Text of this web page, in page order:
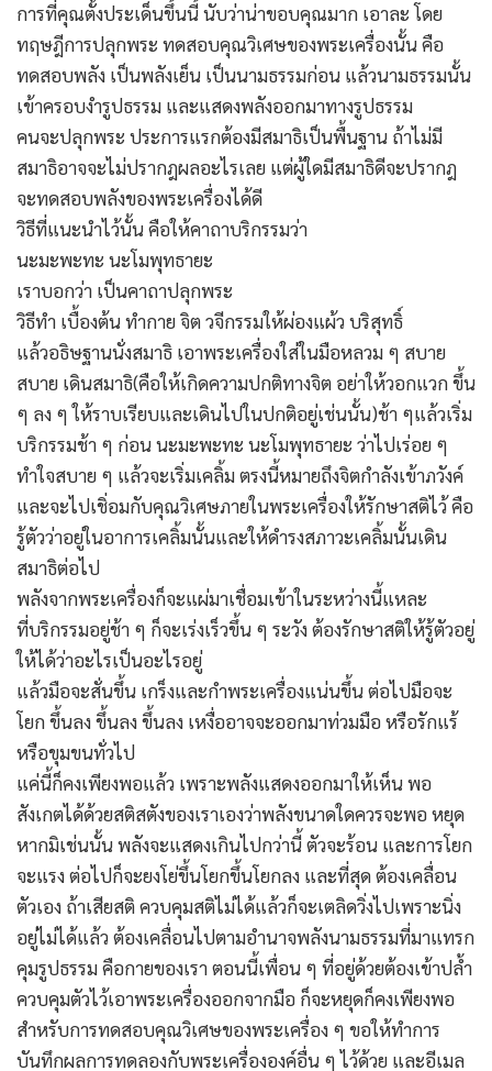
การที่คุณตั้งประเด็นขึ้นนี้ นับว่าน่าขอบคุณมาก เอาละ โดย
ทฤษฎีการปลุกพระ ทดสอบคุณวิเศษของพระเครื่องนั้น คือ
ทดสอบพลัง เป็นพลังเย็น เป็นนามธรรมก่อน แล้วนามธรรมนั้น
เข้าครอบงำรูปธรรม และแสดงพลังออกมาทางรูปธรรม
คนจะปลุกพระ ประการแรกต้องมีสมาธิเป็นพื้นฐาน ถ้าไม่มี
สมาธิอาจจะไม่ปรากฎผลอะไรเลย แต่ผู้ใดมีสมาธิดีจะปรากฎ
จะทดสอบพลังของพระเครื่องได้ดี
วิธีที่แนะนำไว้นั้น คือให้คาถาบริกรรมว่า
นะมะพะทะ นะโมพุทธายะ
เราบอกว่า เป็นคาถาปลุกพระ
วิธีทำ เบื้องต้น ทำกาย จิต วจีกรรมให้ผ่องแผ้ว บริสุทธิ์
แล้วอธิษฐานนั่งสมาธิ เอาพระเครื่องใส่ในมือหลวม ๆ สบาย
สบาย เดินสมาธิ(คือให้เกิดความปกติทางจิต อย่าให้วอกแวก ขึ้น
ๆ ลง ๆ ให้ราบเรียบและเดินไปในปกติอยู่เช่นนั้น)ช้า ๆแล้วเริ่ม
บริกรรมช้า ๆ ก่อน นะมะพะทะ นะโมพุทธายะ ว่าไปเร่อย ๆ
ทำใจสบาย ๆ แล้วจะเริ่มเคลิ้ม ตรงนี้หมายถึงจิตกำลังเข้าภวังค์
และจะไปเชิ่อมกับคุณวิเศษภายในพระเครื่องให้รักษาสติไว้ คือ
รู้ตัวว่าอยู่ในอาการเคลิ้มนั้นและให้ดำรงสภาวะเคลิ้มนั้นเดิน
สมาธิต่อไป
พลังจากพระเครื่องก็จะแผ่มาเชื่อมเข้าในระหว่างนี้แหละ
ที่บริกรรมอยู่ช้า ๆ ก็จะเร่งเร็วขึ้น ๆ ระวัง ต้องรักษาสติให้รู้ตัวอยู่
ให้ได้ว่าอะไรเป็นอะไรอยู่
แล้วมือจะสั่นขึ้น เกร็งและกำพระเครื่องแน่นขึ้น ต่อไปมือจะ
โยก ขึ้นลง ขึ้นลง ขึ้นลง เหงื่ออาจจะออกมาท่วมมือ หรือรักแร้
หรือขุมขนทั่วไป
แค่นี้ก็คงเพียงพอแล้ว เพราะพลังแสดงออกมาให้เห็น พอ
สังเกตได้ด้วยสติสตังของเราเองว่าพลังขนาดใดควรจะพอ หยุด
หากมิเช่นนั้น พลังจะแสดงเกินไปกว่านี้ ตัวจะร้อน และการโยก
จะแรง ต่อไปก็จะยงโย่ขึ้นโยกขึ้นโยกลง และที่สุด ต้องเคลื่อน
ตัวเอง ถ้าเสียสติ ควบคุมสติไม่ได้แล้วก็จะเตลิดวิ่งไปเพราะนิ่ง
อยู่ไม่ได้แล้ว ต้องเคลื่อนไปตามอำนาจพลังนามธรรมที่มาแทรก
คุมรูปธรรม คือกายของเรา ตอนนี้เพื่อน ๆ ที่อยู่ด้วยต้องเข้าปล้ำ
ควบคุมตัวไว้เอาพระเครื่องออกจากมือ ก็จะหยุดก็คงเพียงพอ
สำหรับการทดสอบคุณวิเศษของพระเครื่อง ๆ ขอให้ทำการ
บันทึกผลการทดลองกับพระเครื่ององค์อื่น ๆ ไว้ด้วย และอีเมล